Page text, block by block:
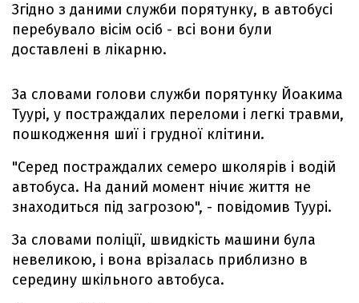
Згідно з даними служби порятунку, в автобусі
перебувало вісім осіб - всі вони були
доставлені в лікарню.
За словами голови служби порятунку Йоакима
Туурі, у постраждалих переломи і легкі травми,
пошкодження шиї і грудної клітини.
"Серед постраждалих семеро школярів і водій
автобуса. На даний момент нічиє життя не
знаходиться під загрозою", - повідомив Туурі.
За словами поліції, швидкість машини була
невеликою, і вона врізалась приблизно в
середину шкільного автобуса.